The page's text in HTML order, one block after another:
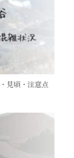
見頃・注意点